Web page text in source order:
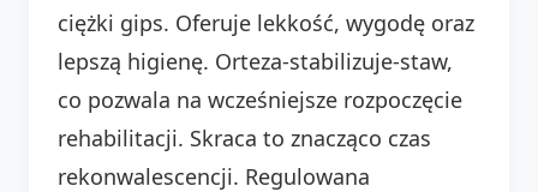
ciężki gips. Oferuje lekkość, wygodę oraz
lepszą higienę. Orteza-stabilizuje-staw,
co pozwala na wcześniejsze rozpoczęcie
rehabilitacji. Skraca to znacząco czas
rekonwalescencji. Regulowana